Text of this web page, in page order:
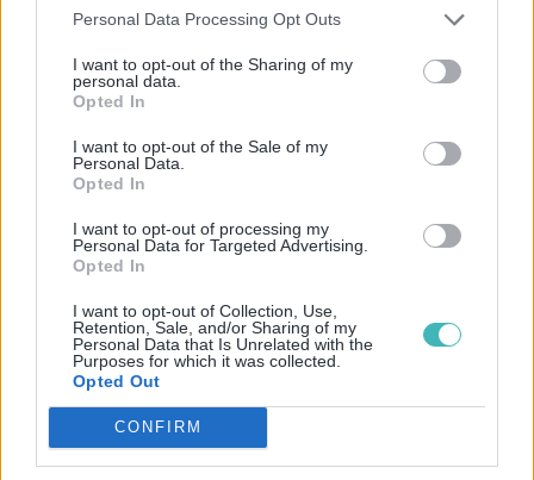
Personal Data Processing Opt Outs
I want to opt-out of the Sharing of my
personal data.
Opted In
I want to opt-out of the Sale of my
Personal Data.
Opted In
I want to opt-out of processing my
Personal Data for Targeted Advertising.
Opted In
I want to opt-out of Collection, Use,
Retention, Sale, and/or Sharing of my
Personal Data that Is Unrelated with the
Purposes for which it was collected.
Opted Out
CONFIRM
gratuitssont offerts pour tester la plateforme.
Les crédits achetés n’ontpas de date
d’expiration
Tarifs Spot Hit
Spot Hit communique beaucoup sur ses tarifs
intéressants, “à partir de 0,039€ HT par SMS”.
vous envoyez plus d’un million de messages
par mois – peu de chance que ça arrive, n’est-
ce pas ? La réalité se situe plutôt ici :
par SMS,en envoyant entre 100 et 10 000 SMS
par mois. Les tarifs sont ensuite légèrement